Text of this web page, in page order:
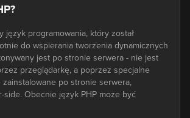
język programowania, który został
do wspierania tworzenia dynamicznych
jest po stronie serwera - nie jest
przeglądarkę, a poprzez specjalne
po stronie serwera,
side. Obecnie język PHP może być